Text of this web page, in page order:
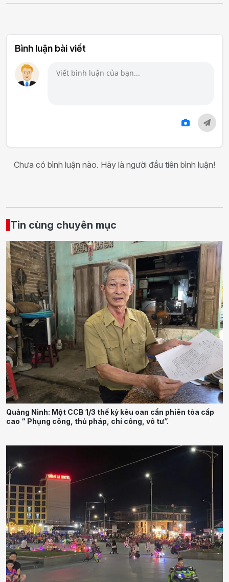
Bình luận bài viết
Chưa có bình luận nào. Hãy là người đầu tiên bình luận!
Tin cùng chuyên mục
Quảng Ninh: Một CCB 1/3 thế kỷ kêu oan cần phiên tòa cấp
cao “ Phụng công, thủ pháp, chí công, vô tư”.